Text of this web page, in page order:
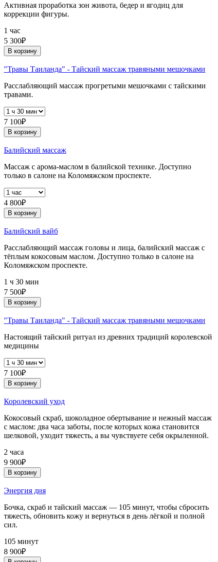
Активная проработка зон живота, бедер и ягодиц для
коррекции фигуры.
1 час
5 300₽
В корзину
"Травы Таиланда" - Тайский массаж травяными мешочками
Расслабляющий массаж прогретыми мешочками с тайскими
травами.
7 100₽
В корзину
Балийский массаж
Массаж с арома-маслом в балийской технике. Доступно
только в салоне на Коломяжском проспекте.
4 800₽
В корзину
Балийский вайб
Расслабляющий массаж головы и лица, балийский массаж с
тёплым кокосовым маслом. Доступно только в салоне на
Коломяжском проспекте.
1 ч 30 мин
7 500₽
В корзину
"Травы Таиланда" - Тайский массаж травяными мешочками
Настоящий тайский ритуал из древних традиций королевской
медицины
7 100₽
В корзину
Королевский уход
Кокосовый скраб, шоколадное обертывание и нежный массаж
с маслом: два часа заботы, после которых кожа становится
шелковой, уходит тяжесть, а вы чувствуете себя окрыленной.
2 часа
9 900₽
В корзину
Энергия дня
Бочка, скраб и тайский массаж — 105 минут, чтобы сбросить
тяжесть, обновить кожу и вернуться в день лёгкой и полной
сил.
105 минут
8 900₽